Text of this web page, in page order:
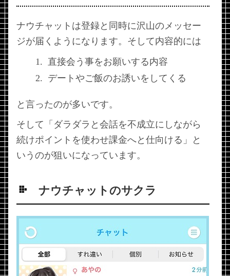
ナウチャットは登録と同時に沢山のメッセー
ジが届くようになります。そして内容的には
直接会う事をお願いする内容
デートやご飯のお誘いをしてくる
と言ったのが多いです。
そして「ダラダラと会話を不成立にしながら
続けポイントを使わせ課金へと仕向ける」と
いうのが狙いになっています。
ナウチャットのサクラ